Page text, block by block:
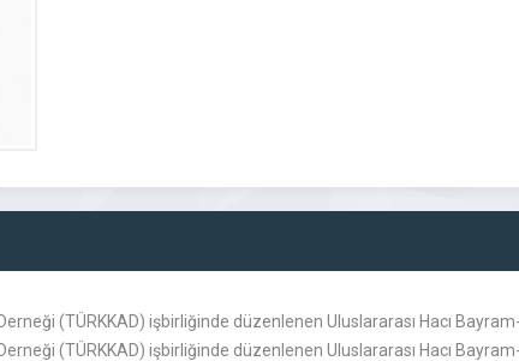
(TÜRKKAD) işbirliğinde düzenlenen Uluslararası Hacı
(TÜRKKAD) işbirliğinde düzenlenen Uluslararası Hacı